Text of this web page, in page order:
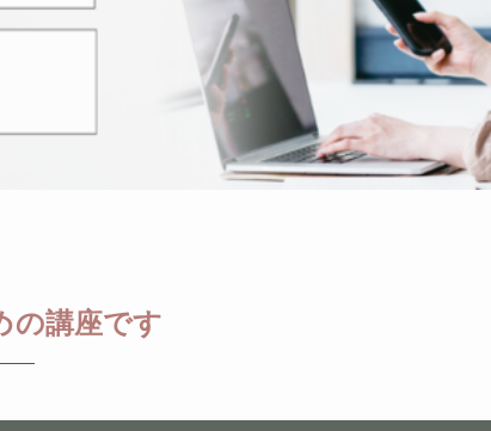
の講座です